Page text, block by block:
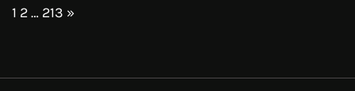
Page:
1 2… 213 Next
»